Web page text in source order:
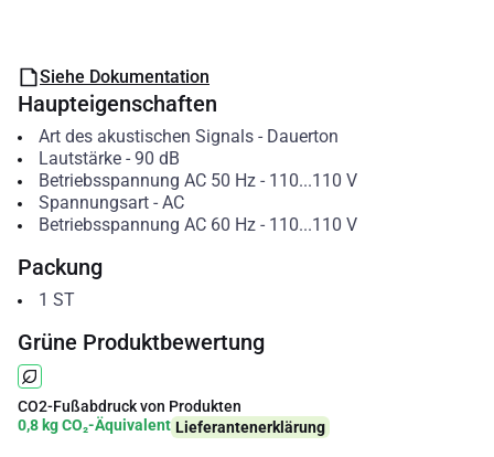
Siehe Dokumentation
Haupteigenschaften
Art des akustischen Signals- Dauerton
Lautstärke- 90 dB
Betriebsspannung AC 50 Hz- 110...110 V
Spannungsart- AC
Betriebsspannung AC 60 Hz- 110...110 V
Packung
1 ST
Grüne Produktbewertung
CO2-Fußabdruck von Produkten
0,8 kg CO₂-Äquivalent Lieferantenerklärung